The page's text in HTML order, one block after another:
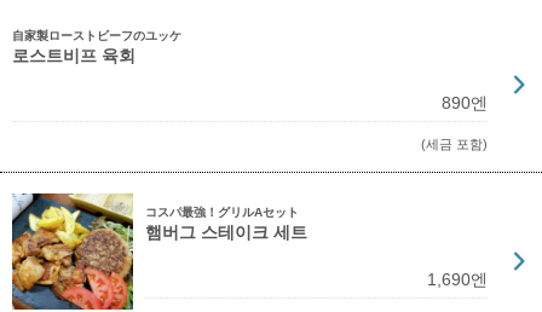
自家製ローストビーフのユッケ
로스트비프 육회
890엔
(세금 포함)
コスパ最強！グリルAセット
햄버그 스테이크 세트
1,690엔